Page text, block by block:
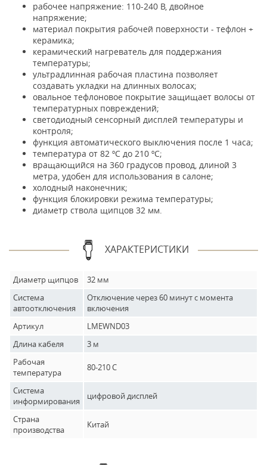
рабочее напряжение: 110-240 В, двойное
напряжение;
материал покрытия рабочей поверхности - тефлон +
керамика;
керамический нагреватель для поддержания
температуры;
ультрадлинная рабочая пластина позволяет
создавать укладки на длинных волосах;
овальное тефлоновое покрытие защищает волосы от
температурных повреждений;
светодиодный сенсорный дисплей температуры и
контроля;
функция автоматического выключения после 1 часа;
температура от 82 ºC до 210 ºC;
вращающийся на 360 градусов провод, длиной 3
метра, удобен для использования в салоне;
холодный наконечник;
функция блокировки режима температуры;
диаметр ствола щипцов 32 мм.
ХАРАКТЕРИСТИКИ
Диаметр щипцов
32 мм
Система
автоотключения
Отключение через 60 минут с момента
включения
Артикул
LMEWND03
Длина кабеля
3 м
Рабочая
температура
80-210 C
Система
информирования
цифровой дисплей
Страна
производства
Китай